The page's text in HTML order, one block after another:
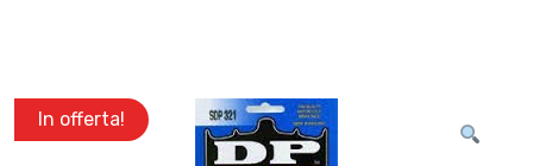
In offerta!